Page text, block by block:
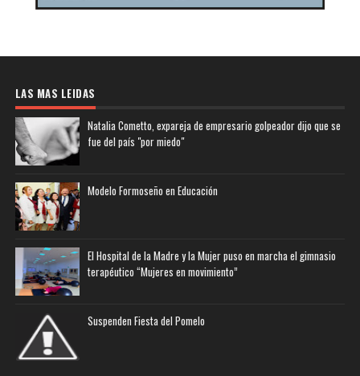
LAS MAS LEIDAS
Natalia Cometto, expareja de empresario golpeador dijo que se
fue del país "por miedo"
Modelo Formoseño en Educación
El Hospital de la Madre y la Mujer puso en marcha el gimnasio
terapéutico “Mujeres en movimiento”
Suspenden Fiesta del Pomelo